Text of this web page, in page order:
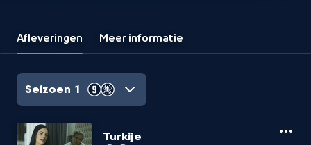
Afleveringen Meer informatie
Seizoen 1
Turkije